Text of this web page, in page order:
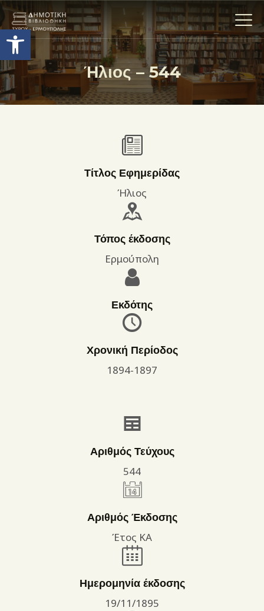
Ανοίξτε τη γραμμή εργαλείων
Ήλιος – 544
Η ΒΙΒΛΙΟΘΗΚΗ
ΟΙ ΣΥΛΛΟΓΈΣ
ΔΡΑΣΤΗΡΙΟΤΗΤΕΣ
ΕΠΙΚΟΙΝΩΝΊΑ
ΌΡΟΙ ΧΡΉΣΗΣ
Τίτλος Εφημερίδας
Ήλιος
Τόπος έκδοσης
Ερμούπολη
Εκδότης
Χρονική Περίοδος
1894-1897
Αριθμός Τεύχους
544
Αριθμός Έκδοσης
Έτος ΚΑ
Ημερομηνία έκδοσης
19/11/1895